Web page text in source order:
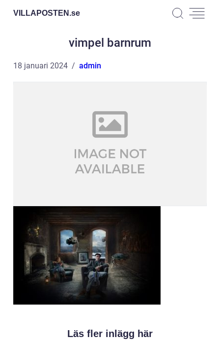
VILLAPOSTEN.se
vimpel barnrum
18 januari 2024 admin
Läs fler inlägg här